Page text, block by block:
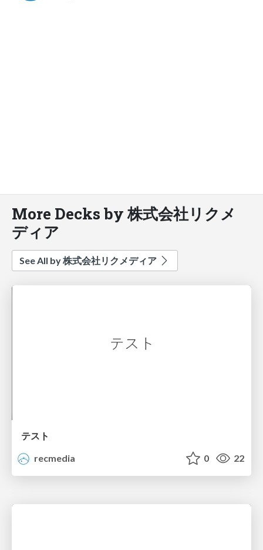
More Decks by 株式会社リクメ
ディア
See All by 株式会社リクメディア
テスト
recmedia
0 22